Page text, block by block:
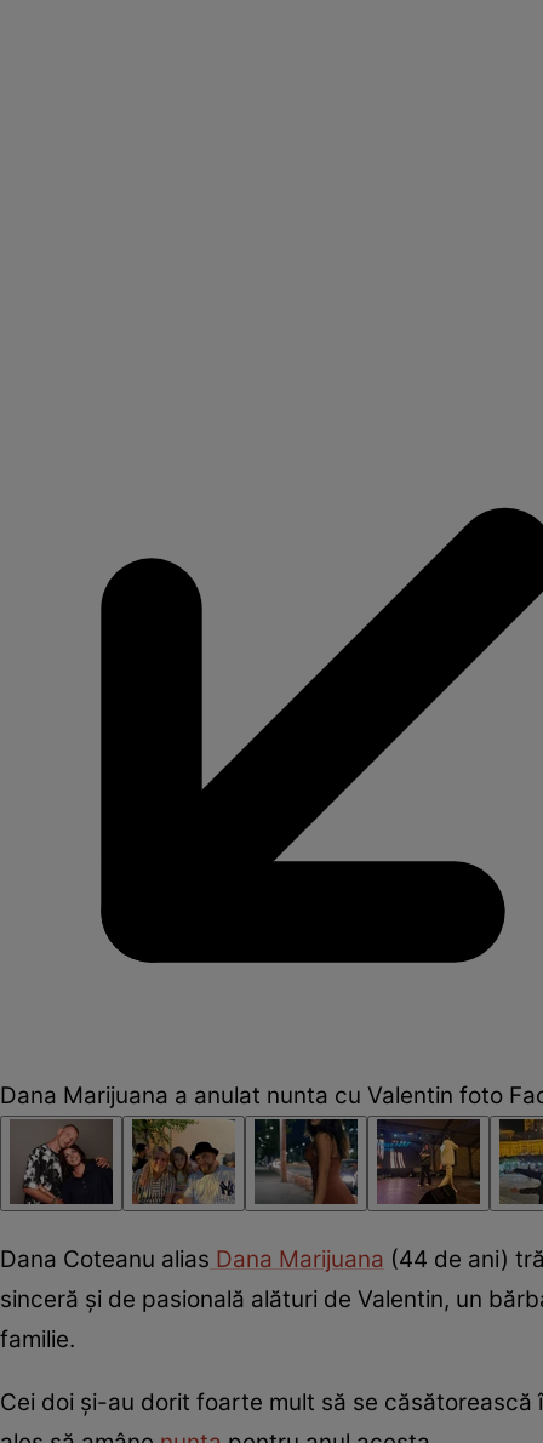
Dana Marijuana a anulat nunta cu Valentin foto
Dana Coteanu alias Dana Marijuana (44 de ani)
sinceră și de pasională alături de Valentin, un
familie.
Cei doi și-au dorit foarte mult să se